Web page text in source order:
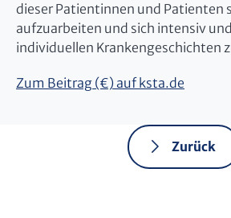
dieser Patientinnen und Patienten
aufzuarbeiten und sich intensiv
individuellen Krankengeschichten
Zum Beitrag (€) auf ksta.de
Zurück